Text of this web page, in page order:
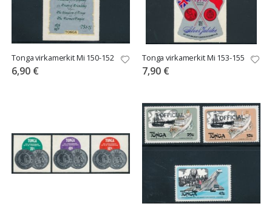
Tonga virkamerkit Mi 150-152
6,90 €
Tonga virkamerkit Mi 153-155
7,90 €